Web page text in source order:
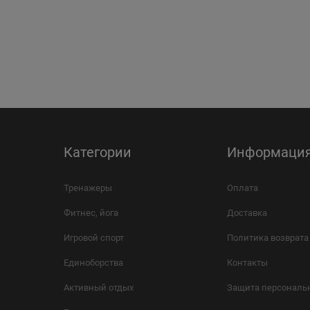
Категории
Тренажеры
Фитнес, йога
Игровой спорт
Единоборства
Активный отдых
Оплата
Доставка
Политика возврата
Контакты
Защита